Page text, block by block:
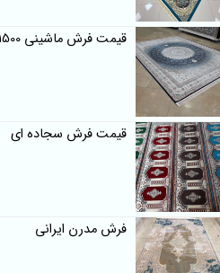
قیمت فرش ماشینی 1500 شانه
قیمت فرش سجاده ای
فرش مدرن ایرانی